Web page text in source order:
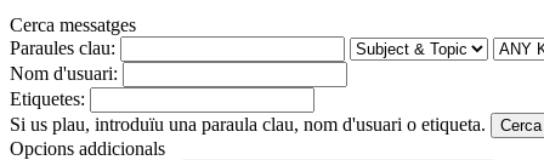
Cerca messatges
Paraules clau:
Nom d'usuari:
Etiquetes:
Si us plau, introduïu una paraula clau, nom d'usuari o etiqueta.
Opcions addicionals